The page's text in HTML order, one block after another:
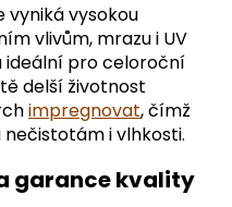
vyniká vysokou
vlivům, mrazu i UV
ideální pro celoroční
delší životnost
impregnovat, čímž
i vlhkosti.
garance kvality